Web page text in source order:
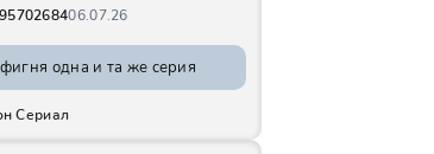
06.07.26
одна и та же серия
Сериал